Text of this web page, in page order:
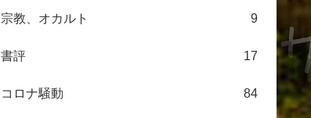
宗教、オカルト 9
書評 17
コロナ騒動 84